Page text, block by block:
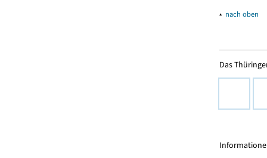
▴ nach oben
Das